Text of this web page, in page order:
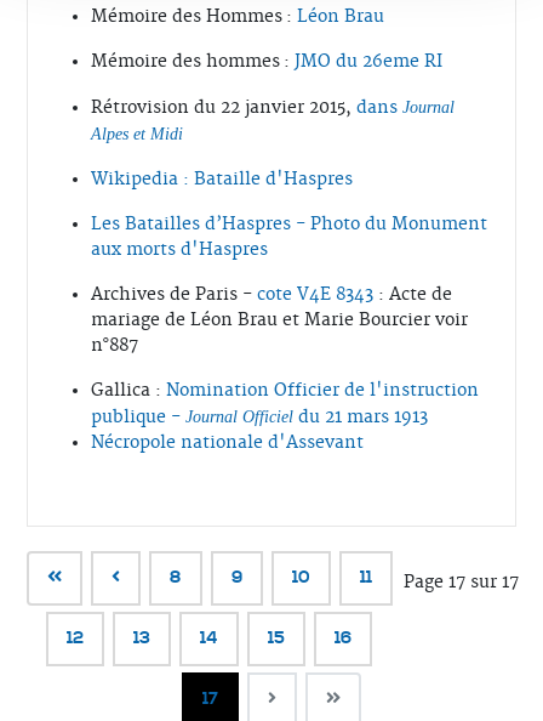
Mémoire des Hommes : Léon Brau
Mémoire des hommes : JMO du 26eme RI
Rétrovision du 22 janvier 2015, dans Journal
Alpes et Midi
Wikipedia : Bataille d'Haspres
Les Batailles d’Haspres - Photo du Monument
aux morts d'Haspres
Archives de Paris - cote V4E 8343 : Acte de
mariage de Léon Brau et Marie Bourcier voir
n°887
Gallica : Nomination Officier de l'instruction
publique - Journal Officiel du 21 mars 1913
Nécropole nationale d'Assevant
Page 17 sur 17
8 9 10 11
12 13 14 15 16
17